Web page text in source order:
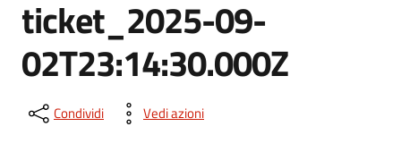
ticket_2025-09-
02T23:14:30.000Z
Condividi Vedi azioni